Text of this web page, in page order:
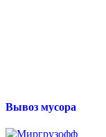
Вывоз мусора